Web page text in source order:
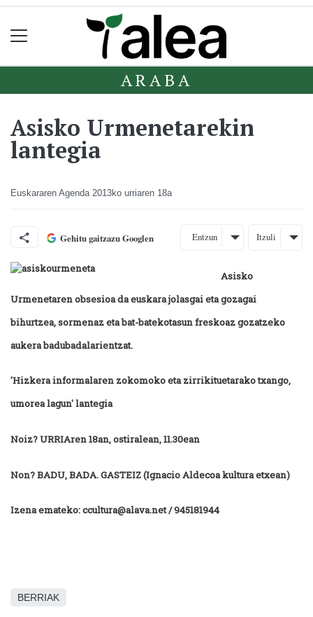
ARABA
Asisko Urmenetarekin
lantegia
Euskararen Agenda 2013ko urriaren 18a
Gehitu gaitzazu Googlen Entzun Itzuli
Asisko
Urmenetaren obsesioa da euskara jolasgai eta gozagai
bihurtzea, sormenaz eta bat-batekotasun freskoaz gozatzeko
aukera badubadalarientzat.
'Hizkera informalaren zokomoko eta zirrikituetarako txango,
umorea lagun' lantegia
Noiz? URRIAren 18an, ostiralean, 11.30ean
Non? BADU, BADA. GASTEIZ (Ignacio Aldecoa kultura etxean)
Izena emateko: ccultura@alava.net / 945181944
BERRIAK